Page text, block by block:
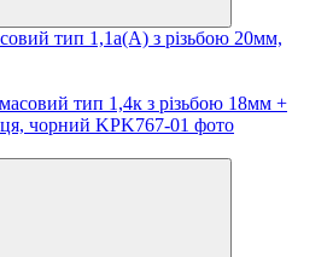
тип 1,1а(А) з різьбою 20мм,